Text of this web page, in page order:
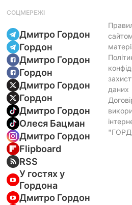
СОЦМЕРЕЖІ
Дмитро Гордон
Гордон
Дмитро Гордон
Гордон
Дмитро Гордон
Гордон
Дмитро Гордон
Олеся Бацман
Дмитро Гордон
Flipboard
RSS
У гостях у
Гордона
Дмитро Гордон
даних